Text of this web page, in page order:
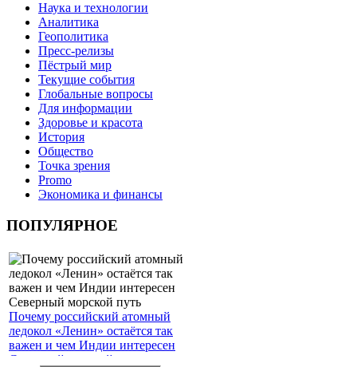
Наука и технологии
Аналитика
Геополитика
Пресс-релизы
Пёстрый мир
Текущие события
Глобальные вопросы
Для информации
Здоровье и красота
История
Общество
Точка зрения
Promo
Экономика и финансы
ПОПУЛЯРНОЕ
Почему российский атомный
ледокол «Ленин» остаётся так
важен и чем Индии интересен
Северный морской путь